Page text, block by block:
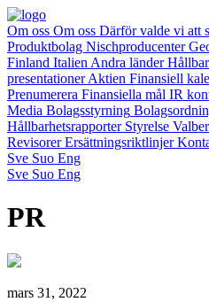
Om oss Om oss Därför valde vi att
Produktbolag Nischproducenter
Finland Italien Andra länder
presentationerAktien Finansiell
Prenumerera Finansiella mål IR
Media Bolagsstyrning
Hållbarhetsrapporter Styrelse
RevisorerErsättningsriktlinjer
Sve Suo Eng
Sve Suo Eng
PR
mars 31, 2022